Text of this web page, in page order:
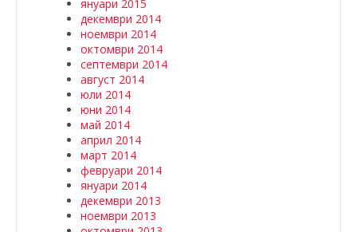
януари 2015
декември 2014
ноември 2014
октомври 2014
септември 2014
август 2014
юли 2014
юни 2014
май 2014
април 2014
март 2014
февруари 2014
януари 2014
декември 2013
ноември 2013